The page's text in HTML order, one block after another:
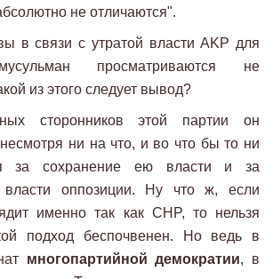
не отличаются".
в связи с утратой власти AKP для
просматриваются не
из этого следует вывод?
сторонников этой партии он
ни на что, и во что бы то ни
за сохранение ею власти и за
оппозиции. Ну что ж, если
именно так как CHP, то нельзя
подход беспочвенен. Но ведь в
многопартийной демократии, в